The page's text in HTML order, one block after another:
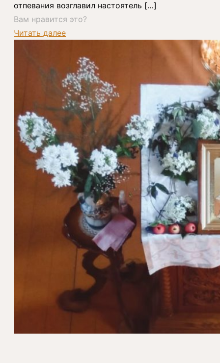
отпевания возглавил настоятель […]
Вам нравится это?
Читать далее